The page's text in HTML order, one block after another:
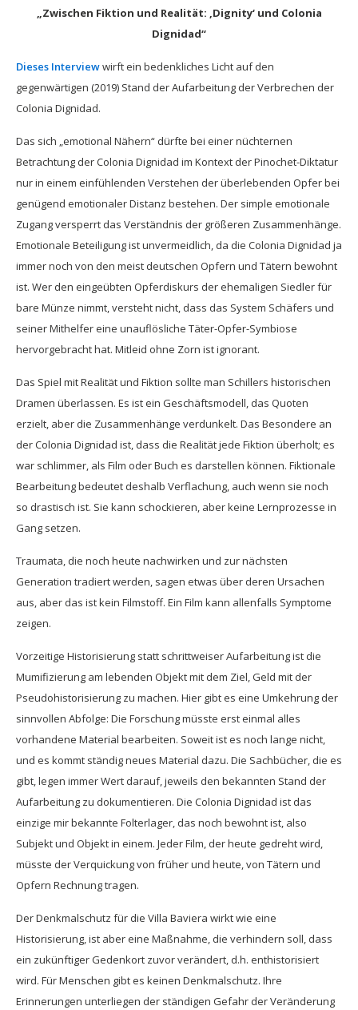
„Zwischen Fiktion und Realität: ‚Dignity‘ und Colonia
Dignidad“
Dieses Interviewwirft ein bedenkliches Licht auf den
gegenwärtigen (2019) Stand der Aufarbeitung der Verbrechen der
Colonia Dignidad.
Das sich „emotional Nähern“ dürfte bei einer nüchternen
Betrachtung der Colonia Dignidad im Kontext der Pinochet-Diktatur
nur in einem einfühlenden Verstehen der überlebenden Opfer bei
genügend emotionaler Distanz bestehen. Der simple emotionale
Zugang versperrt das Verständnis der größeren Zusammenhänge.
Emotionale Beteiligung ist unvermeidlich, da die Colonia Dignidad ja
immer noch von den meist deutschen Opfern und Tätern bewohnt
ist. Wer den eingeübten Opferdiskurs der ehemaligen Siedler für
bare Münze nimmt, versteht nicht, dass das System Schäfers und
seiner Mithelfer eine unauflösliche Täter-Opfer-Symbiose
hervorgebracht hat. Mitleid ohne Zorn ist ignorant.
Das Spiel mit Realität und Fiktion sollte man Schillers historischen
Dramen überlassen. Es ist ein Geschäftsmodell, das Quoten
erzielt, aber die Zusammenhänge verdunkelt. Das Besondere an
der Colonia Dignidad ist, dass die Realität jede Fiktion überholt; es
war schlimmer, als Film oder Buch es darstellen können. Fiktionale
Bearbeitung bedeutet deshalb Verflachung, auch wenn sie noch
so drastisch ist. Sie kann schockieren, aber keine Lernprozesse in
Gang setzen.
Traumata, die noch heute nachwirken und zur nächsten
Generation tradiert werden, sagen etwas über deren Ursachen
aus, aber das ist kein Filmstoff. Ein Film kann allenfalls Symptome
zeigen.
Vorzeitige Historisierung statt schrittweiser Aufarbeitung ist die
Mumifizierung am lebenden Objekt mit dem Ziel, Geld mit der
Pseudohistorisierung zu machen. Hier gibt es eine Umkehrung der
sinnvollen Abfolge: Die Forschung müsste erst einmal alles
vorhandene Material bearbeiten. Soweit ist es noch lange nicht,
und es kommt ständig neues Material dazu. Die Sachbücher, die es
gibt, legen immer Wert darauf, jeweils den bekannten Stand der
Aufarbeitung zu dokumentieren. Die Colonia Dignidad ist das
einzige mir bekannte Folterlager, das noch bewohnt ist, also
Subjekt und Objekt in einem. Jeder Film, der heute gedreht wird,
müsste der Verquickung von früher und heute, von Tätern und
Opfern Rechnung tragen.
Der Denkmalschutz für die Villa Baviera wirkt wie eine
Historisierung, ist aber eine Maßnahme, die verhindern soll, dass
ein zukünftiger Gedenkort zuvor verändert, d.h. enthistorisiert
wird. Für Menschen gibt es keinen Denkmalschutz. Ihre
Erinnerungen unterliegen der ständigen Gefahr der Veränderung